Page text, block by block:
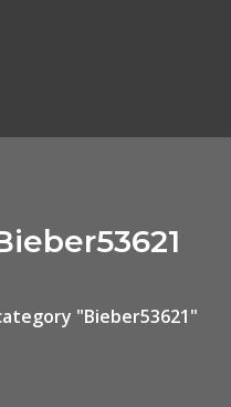
"Bieber53621"